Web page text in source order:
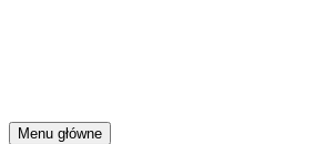
Menu główne